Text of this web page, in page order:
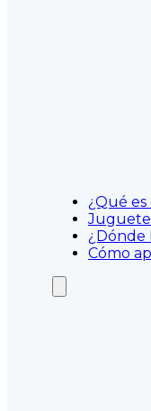
¿Qué
¿Dónde
Cómo